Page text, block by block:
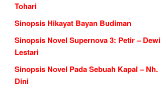
Tohari
Sinopsis Hikayat Bayan Budiman
Sinopsis Novel Supernova 3: Petir – Dewi
Lestari
Sinopsis Novel Pada Sebuah Kapal – Nh.
Dini